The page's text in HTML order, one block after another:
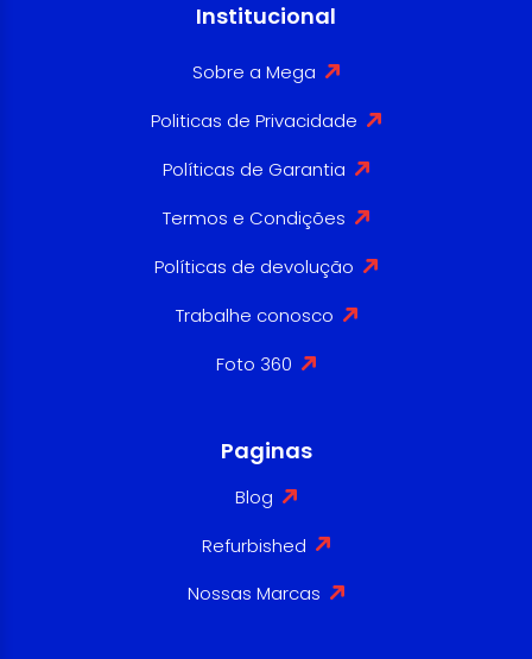
Institucional
Sobre a Mega
Politicas de Privacidade
Políticas de Garantia
Termos e Condições
Políticas de devolução
Trabalhe conosco
Foto 360
Paginas
Blog
Refurbished
Nossas Marcas